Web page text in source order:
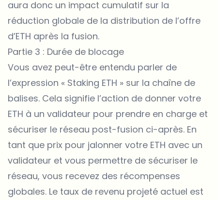
aura donc un impact cumulatif sur la
réduction globale de la distribution de l’offre
d’ETH après la fusion.
Partie 3 : Durée de blocage
Vous avez peut-être entendu parler de
l’expression « Staking ETH » sur la chaîne de
balises. Cela signifie l’action de donner votre
ETH à un validateur pour prendre en charge et
sécuriser le réseau post-fusion ci-après. En
tant que prix pour jalonner votre ETH avec un
validateur et vous permettre de sécuriser le
réseau, vous recevez des récompenses
globales. Le taux de revenu projeté actuel est